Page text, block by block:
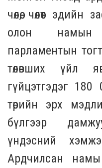
чөлөө, чөлөөт эдийн
олон намын
парламентын
төлөвших үйл
гүйцэтгэдэг
төрийн эрх
бүлгээр
үндэсний
Ардчилсан